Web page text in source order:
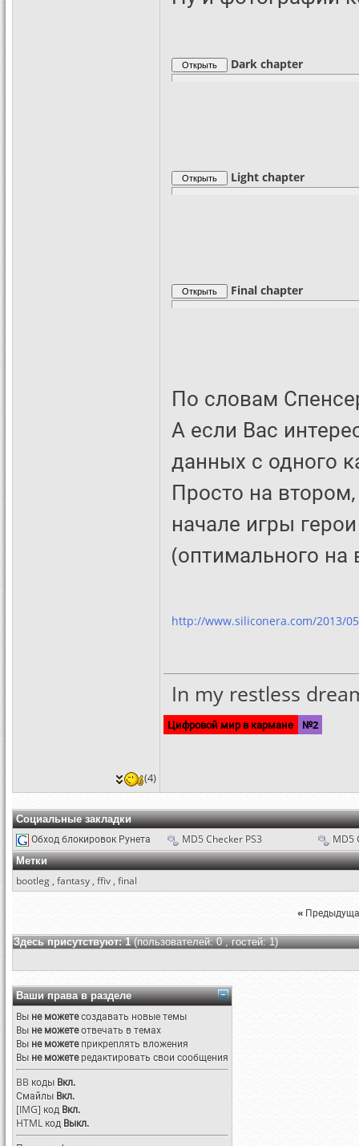
Dark chapter
Light chapter
Final chapter
По словам
А если Вас
данных с одного
Просто на
начале игры
(оптимального на
http://www.siliconera.com/2013/
In my restless
Цифровой мир в кармане №2
(4)
Социальные закладки
Обход блокировок Рунета MD5 Checker PS3 MD5
Метки
bootleg , fantasy , ffiv , final
«
Здесь присутствуют: 1(пользователей: 0 , гостей: 1)
Ваши права в разделе
Вы не можетесоздавать новые темы
Вы не можетеотвечать в темах
Вы не можетеприкреплять вложения
Вы не можетередактировать свои сообщения
BB коды Вкл.
Смайлы Вкл.
[IMG] код Вкл.
HTML код Выкл.